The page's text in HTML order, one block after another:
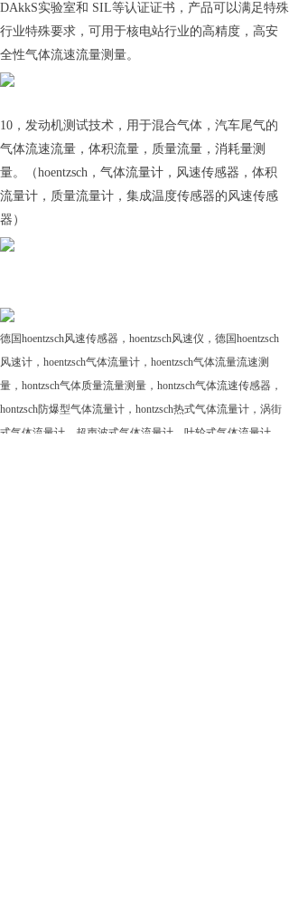
DAkkS实验室和 SIL等认证证书，产品可以满足特殊
行业特殊要求，可用于核电站行业的高精度，高安
全性气体流速流量测量。
10，发动机测试技术，用于混合气体，汽车尾气的
气体流速流量，体积流量，质量流量，消耗量测
量。（hoentzsch，气体流量计，风速传感器，体积
流量计，质量流量计，集成温度传感器的风速传感
器）
德国hoentzsch风速传感器，hoentzsch风速仪，德国hoentzsch
风速计，hoentzsch气体流量计，hoentzsch气体流量流速测
量，hontzsch气体质量流量测量，hontzsch气体流速传感器，
hontzsch防爆型气体流量计，hontzsch热式气体流量计，涡街
式气体流量计，超声波式气体流量计，叶轮式气体流量计，